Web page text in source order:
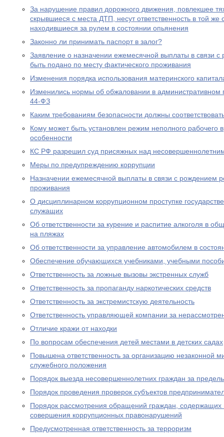
За нарушение правил дорожного движения, повлекшее
скрывшиеся с места ДТП, несут ответственность в той же
находившиеся за рулем в состоянии опьянения
Законно ли принимать паспорт в залог?
Заявление о назначении ежемесячной выплаты в связи
быть подано по месту фактического проживания
Изменения порядка использования материнского
Изменились нормы об обжаловании в
44-ФЗ
Каким требованиям безопасности должны
Кому может быть установлен режим неполного рабочего
особенности
КС РФ разрешил суд присяжных над
Меры по предупреждению коррупции
Назначении ежемесячной выплаты в связи с рождением
проживания
О дисциплинарном коррупционном проступке
служащих
Об ответственности за курение и распитие алкоголя в
на пляжах
Об ответственности за управление автомобилем в
Обеспечение обучающихся учебниками, учебными
Ответственность за ложные вызовы экстренных служб
Ответственность за пропаганду наркотических средств
Ответственность за экстремистскую деятельность
Ответственность управляющей компании за
Отличие кражи от находки
По вопросам обеспечения детей местами в детских садах
Повышена ответственность за организацию незаконной
служебного положения
Порядок выезда несовершеннолетних граждан за
Порядок проведения проверок субъектов
Порядок рассмотрения обращений граждан,
совершения коррупционных правонарушений
Предусмотренная ответственность за терроризм